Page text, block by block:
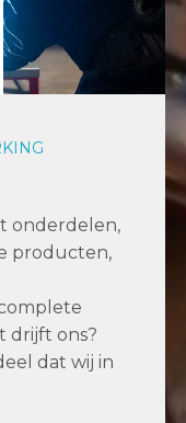
onderdelen,
producten,
drijft ons?
dat wij in